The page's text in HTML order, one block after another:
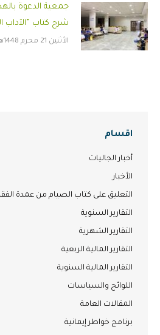
جمعية الدعوة
شرح كتاب ”الآداب
الأثنين 21 محرم 1448هـ
اقسام
أخبار الجاليات
الأخبار
التعليق على كتاب الصيام من عمدة
التقارير السنوية
التقارير الشهرية
التقارير المالية الربعية
التقارير المالية السنوية
اللوائح والسياسات
المقالات العامة
برنامج خواطر إيمانية